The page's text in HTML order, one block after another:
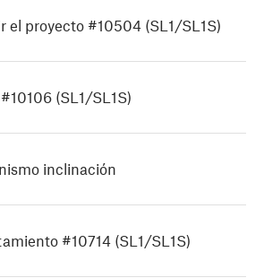
el proyecto #10504 (SL1/SL1S)
(SL1/SL1S)
inclinación
#10714 (SL1/SL1S)